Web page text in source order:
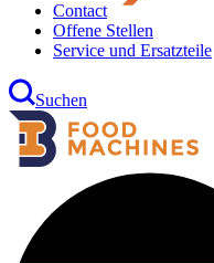
Contact
Offene Stellen
Service und Ersatzteile
Suchen